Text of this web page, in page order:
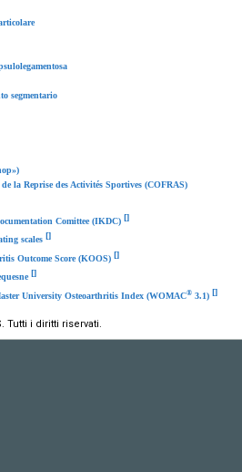
segmentario
la Reprise des Activités Sportives (COFRAS)
Comittee (IKDC) []
scales []
Outcome Score (KOOS) []
[]
University Osteoarthritis Index (WOMAC® 3.1) []
Tutti i diritti riservati.